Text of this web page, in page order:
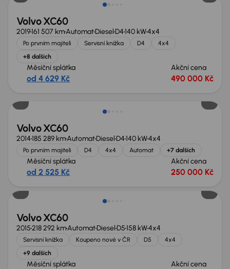
Volvo XC60
2019161 507 kmAutomatDiesel D4140 kW4x4
Po prvním majiteli Servisní knížka D4
4x4
+8 dalších
Měsíční splátka
od 4 629 Kč
Akční cena
490 000 Kč
Volvo XC60
2014185 289 kmAutomatDiesel D4140 kW4x4
Po prvním majiteli D4 4x4 Automat +7 dalších
Měsíční splátka
od 2 525 Kč
Akční cena
250 000 Kč
Volvo XC60
2015218 292 kmAutomatDiesel D5158 kW4x4
Servisní knížka Koupeno nové v ČR D5
4x4
+9 dalších
Měsíční splátka Akční cena